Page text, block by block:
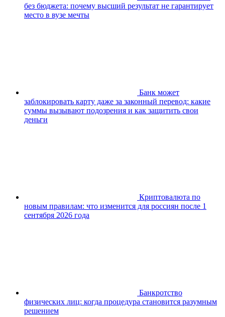
без бюджета: почему высший результат не гарантирует
место в вузе мечты
Банк может
заблокировать карту даже за законный перевод: какие
суммы вызывают подозрения и как защитить свои
деньги
Криптовалюта по
новым правилам: что изменится для россиян после 1
сентября 2026 года
Банкротство
физических лиц: когда процедура становится разумным
решением